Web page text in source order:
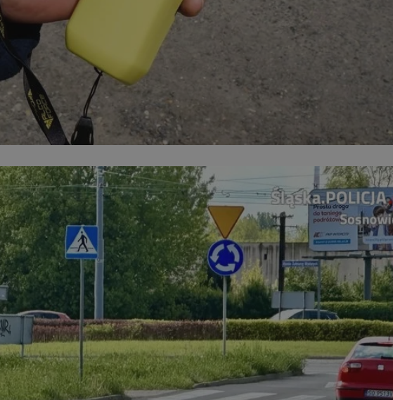
Niesklasyfikowane
takich jak logowanie użytkownika i
strony internetowej.
przechowuje identyfikator sesji.
przechowuje identyfikator sesji.
przechowuje identyfikator sesji.
w odniesieniu do usług śledzenia.
czy użytkownik zdecydował się na
lub reklamy.
przechowuje informacje o zgodzie
jego preferencjach dotyczących
korzystania z witryny. Rejestruje
polityki prywatności i ustawień
ich przestrzeganie w kolejnych
temu użytkownik nie musi ponownie
preferencji, co zwiększa wygodę i
ochrony danych.
jest używany przez usługę Cookie-
zapamiętywania preferencji dotyczących
na pliki cookie. Jest to konieczne,
Cookie-Script.com działał poprawnie.
do rozróżniania ludzi i botów. Jest
strony internetowej, ponieważ
ważnych raportów na temat
witryny internetowej.
służy do rozróżniania ludzi i botów. Jest